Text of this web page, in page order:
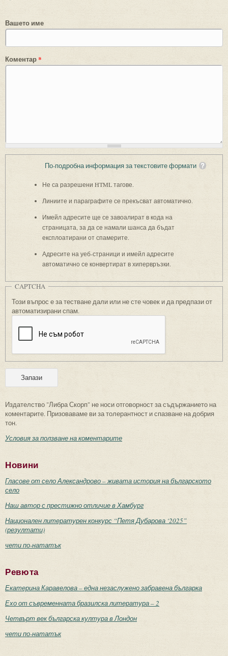
Вашето име
Коментар*
По-подробна информация за текстовите формати
Не са разрешени HTML тагове.
Линиите и параграфите се прекъсват автоматично.
Имейл адресите ще се завоалират в кода на
страницата, за да се намали шанса да бъдат
експлоатирани от спамерите.
Адресите на уеб-страници и имейл адресите
автоматично се конвертират в хипервръзки.
CAPTCHA
Този въпрос е за тестване дали или не сте човек и да предпази от
автоматизирани спам.
Издателство "Либра Скорп" не носи отговорност за съдържанието на
коментарите. Призоваваме ви за толерантност и спазване на добрия
тон.
Условия за ползване на коментарите
Новини
Гласове от село Александрово – живата история на българското
село
Наш автор с престижно отличие в Хамбург
Национален литературен конкурс “Петя Дубарова ‘2025”
(резултати)
чети по-нататък
Ревюта
Екатерина Каравелова – една незаслужено забравена българка
Ехо от съвременната бразилска литература – 2
Четвърт век българска култура в Лондон
чети по-нататък